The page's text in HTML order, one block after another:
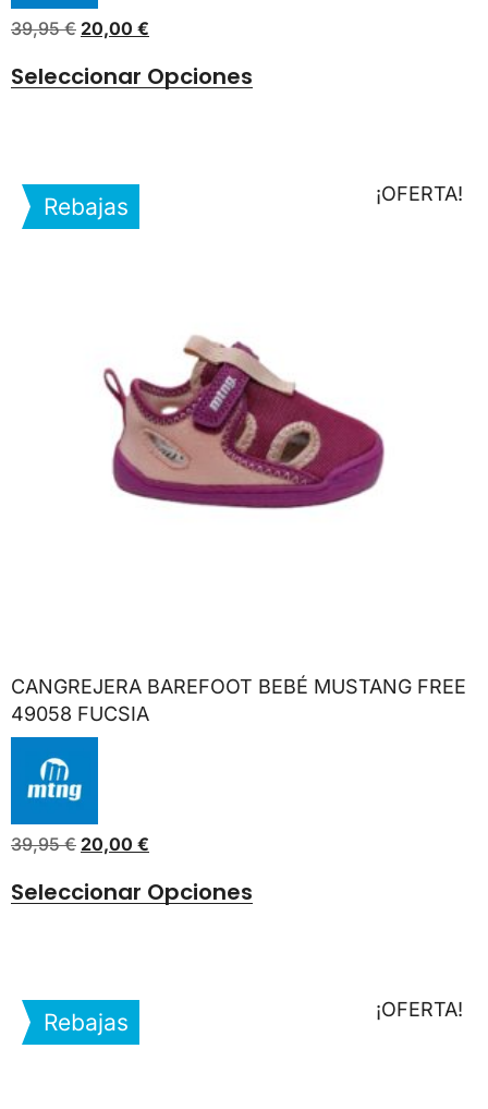
39,95€ 20,00 €
Seleccionar Opciones
Rebajas ¡OFERTA!
CANGREJERA BAREFOOT BEBÉ MUSTANG FREE
49058 FUCSIA
39,95€ 20,00 €
Seleccionar Opciones
Rebajas ¡OFERTA!